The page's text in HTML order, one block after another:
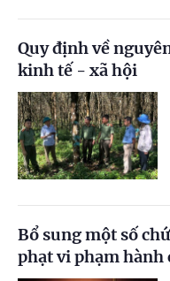
Quy định về
kinh tế - xã hội
Bổ sung một số
phạt vi phạm